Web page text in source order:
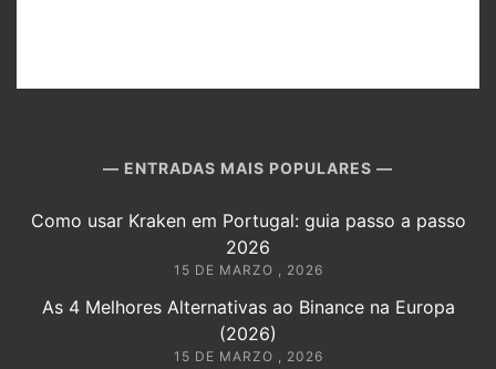
ENTRADAS MAIS POPULARES
Como usar Kraken em Portugal: guia passo a passo
2026
15 DE MARZO , 2026
As 4 Melhores Alternativas ao Binance na Europa
(2026)
15 DE MARZO , 2026